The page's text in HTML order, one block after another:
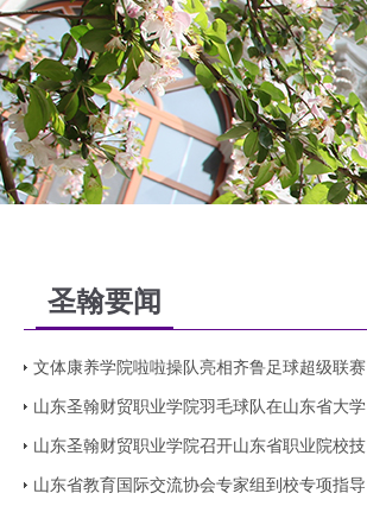
圣翰要闻
文体康养学院啦啦操队亮相齐鲁足球超级联赛
山东圣翰财贸职业学院羽毛球队在山东省大学
山东圣翰财贸职业学院召开山东省职业院校技
山东省教育国际交流协会专家组到校专项指导